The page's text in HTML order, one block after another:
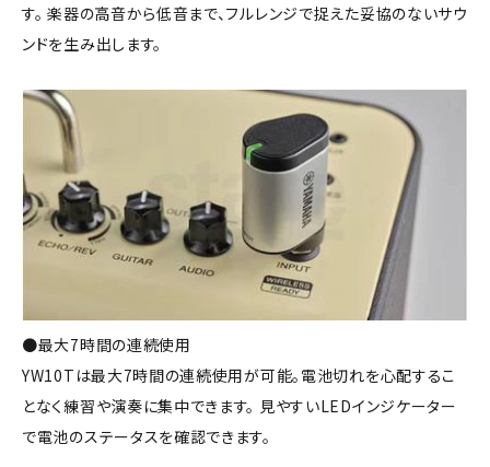
す。 楽器の高音から低音まで、フルレンジで捉えた妥協のないサウ
ンドを生み出します。
●最大7時間の連続使用
YW10Tは最大7時間の連続使用が可能。電池切れを心配するこ
となく練習や演奏に集中できます。 見やすいLEDインジケーター
で電池のステータスを確認できます。